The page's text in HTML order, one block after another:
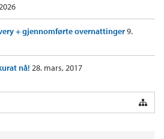
+ gjennomførte overnattinger9.
nå! 28. mars, 2017